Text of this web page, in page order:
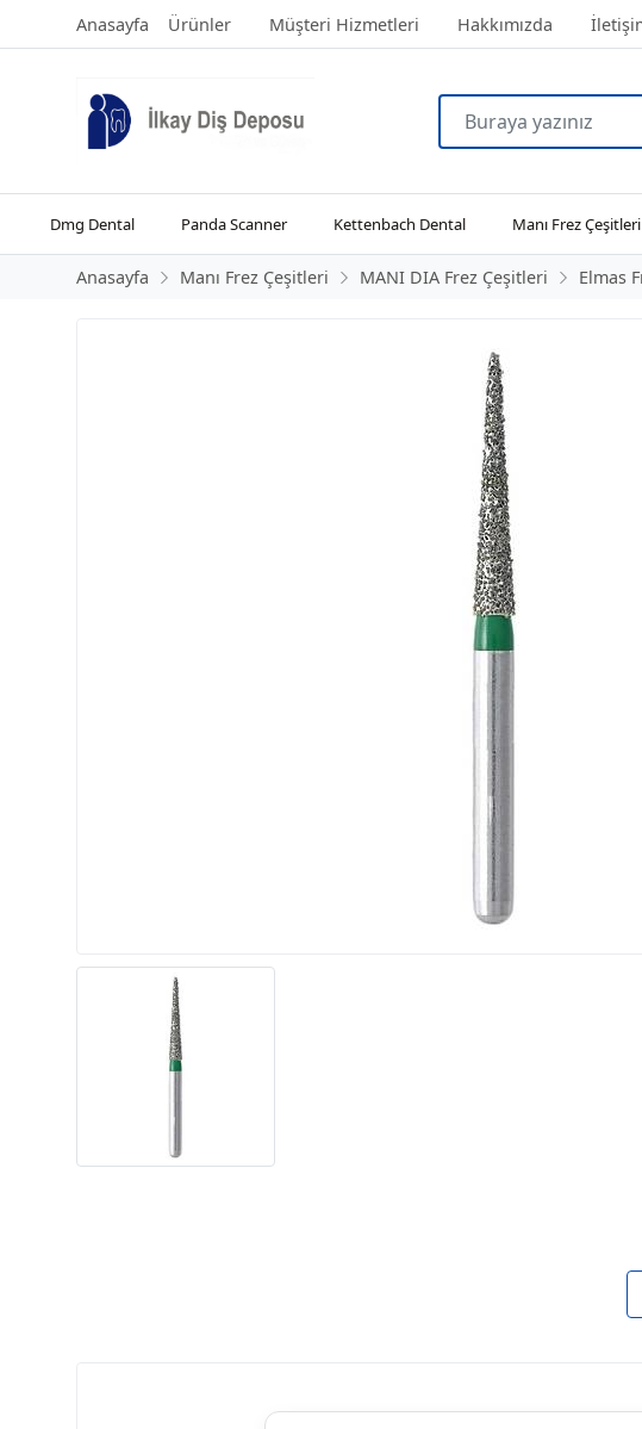
Anasayfa Ürünler Müşteri Hizmetleri Hakkımızda
Dmg Dental Panda Scanner Kettenbach Dental Manı Frez Çeşitleri
Anasayfa Manı Frez Çeşitleri MANI DIA Frez Çeşitleri Elmas